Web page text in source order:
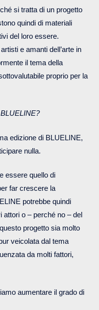
si tratta di un progetto
quindi di materiali
del loro essere.
e amanti dell’arte in
il tema della
proprio per la
edizione di BLUELINE,
nulla.
essere quello di
far crescere la
potrebbe quindi
attori o – perché no – del
progetto sia molto
veicolata dal tema
da molti fattori,
aumentare il grado di